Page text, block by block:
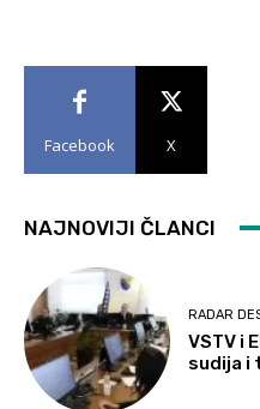
Facebook X
NAJNOVIJI ČLANCI
RADAR
VSTV i
sudija i